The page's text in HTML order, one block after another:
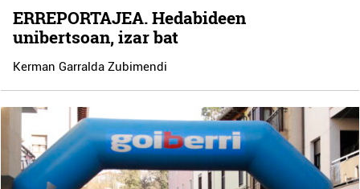
ERREPORTAJEA. Hedabideen
unibertsoan, izar bat
Kerman Garralda Zubimendi